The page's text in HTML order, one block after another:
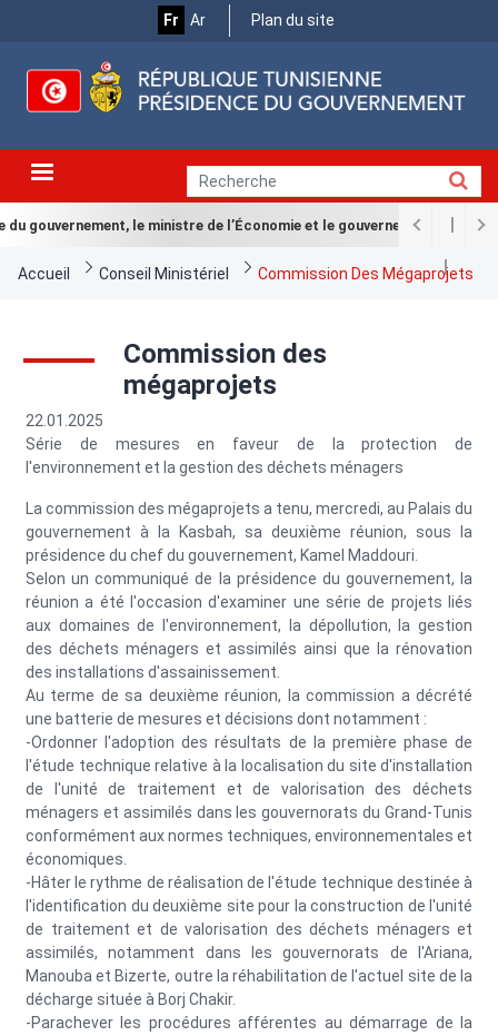
principal
Fr Ar
Menu
Plan du site
gouvernement, le ministre de l’Économie et le gouverneur de la BCT le
FilAccueil Conseil Ministériel Commission Des Mégaprojets
Commission des
mégaprojets
22.01.2025
Série de mesures en faveur de la protection de
l'environnement et la gestion des déchets ménagers
La commission des mégaprojets a tenu, mercredi, au Palais du
gouvernement à la Kasbah, sa deuxième réunion, sous la
présidence du chef du gouvernement, Kamel Maddouri.
Selon un communiqué de la présidence du gouvernement, la
réunion a été l'occasion d'examiner une série de projets liés
aux domaines de l'environnement, la dépollution, la gestion
des déchets ménagers et assimilés ainsi que la rénovation
des installations d'assainissement.
Au terme de sa deuxième réunion, la commission a décrété
une batterie de mesures et décisions dont notamment :
-Ordonner l'adoption des résultats de la première phase de
l'étude technique relative à la localisation du site d'installation
de l'unité de traitement et de valorisation des déchets
ménagers et assimilés dans les gouvernorats du Grand-Tunis
conformément aux normes techniques, environnementales et
économiques.
-Hâter le rythme de réalisation de l'étude technique destinée à
l'identification du deuxième site pour la construction de l'unité
de traitement et de valorisation des déchets ménagers et
assimilés, notamment dans les gouvernorats de l'Ariana,
Manouba et Bizerte, outre la réhabilitation de l'actuel site de la
décharge située à Borj Chakir.
-Parachever les procédures afférentes au démarrage de la